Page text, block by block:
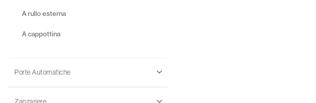
A rullo esterna
A cappottina
Porte Automatiche